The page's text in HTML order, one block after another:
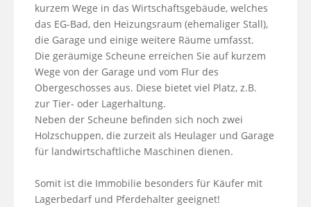
kurzem Wege in das Wirtschaftsgebäude, welches
das EG-Bad, den Heizungsraum (ehemaliger Stall),
die Garage und einige weitere Räume umfasst.
Die geräumige Scheune erreichen Sie auf kurzem
Wege von der Garage und vom Flur des
Obergeschosses aus. Diese bietet viel Platz, z.B.
zur Tier- oder Lagerhaltung.
Neben der Scheune befinden sich noch zwei
Holzschuppen, die zurzeit als Heulager und Garage
für landwirtschaftliche Maschinen dienen.
Somit ist die Immobilie besonders für Käufer mit
Lagerbedarf und Pferdehalter geeignet!